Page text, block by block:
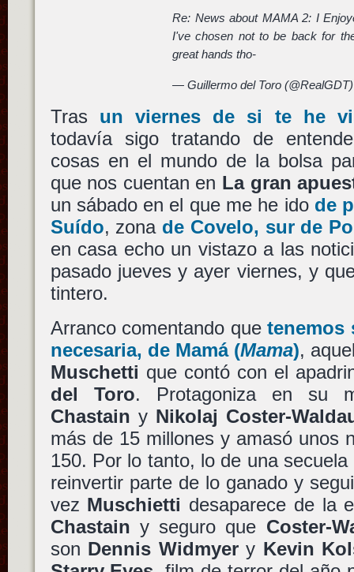
Re: News about MAMA 2: I
I've chosen not to be back for
great hands tho-
— Guillermo del Toro
Tras un viernes de si te he
todavía sigo tratando de
cosas en el mundo de la bolsa
que nos cuentan en La gran
un sábado en el que me he ido de
Suído, zonade Covelo, sur de
en casa echo un vistazo a las
pasado jueves y ayer viernes, y
tintero.
Arranco comentando quetenemos
necesaria, de Mamá(Mama),
Muschetti que contó con el
del Toro. Protagoniza en su
Chastain y Nikolaj Coster-
más de 15 millones y amasó unos
150. Por lo tanto, lo de una
reinvertir parte de lo ganado y
vez Muschietti desaparece de la
Chastain y seguro que Coster-
son Dennis Widmyery Kevin